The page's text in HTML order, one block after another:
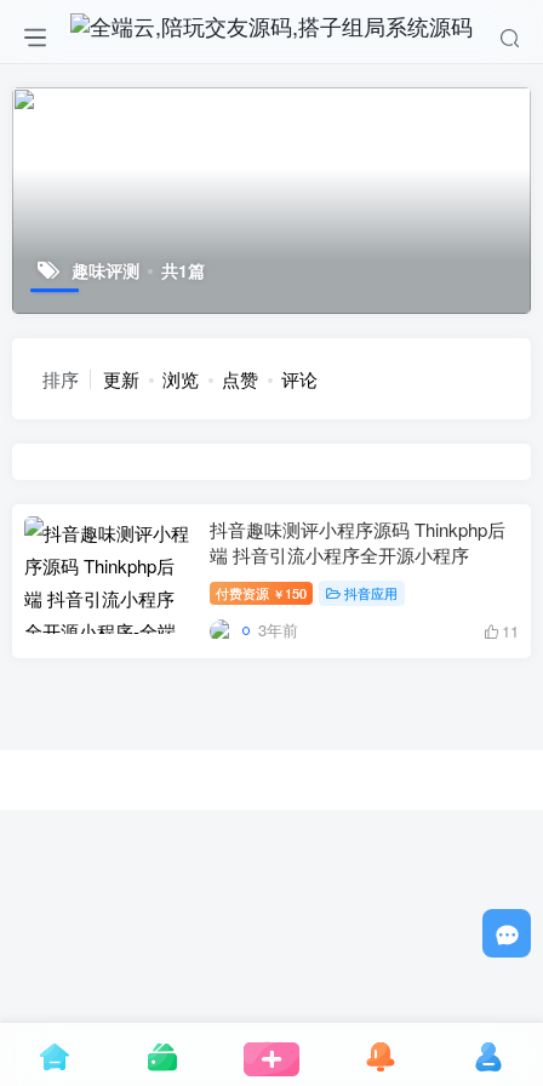
趣味评测 共1篇
排序 更新 浏览 点赞 评论
抖音趣味测评小程序源码 Thinkphp后
端 抖音引流小程序全开源小程序
付费资源 ￥ 150 抖音应用
3年前 11